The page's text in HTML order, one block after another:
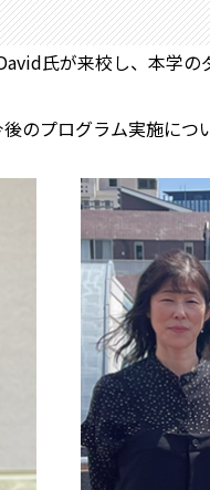
氏が来校し、本学
プログラム実施に